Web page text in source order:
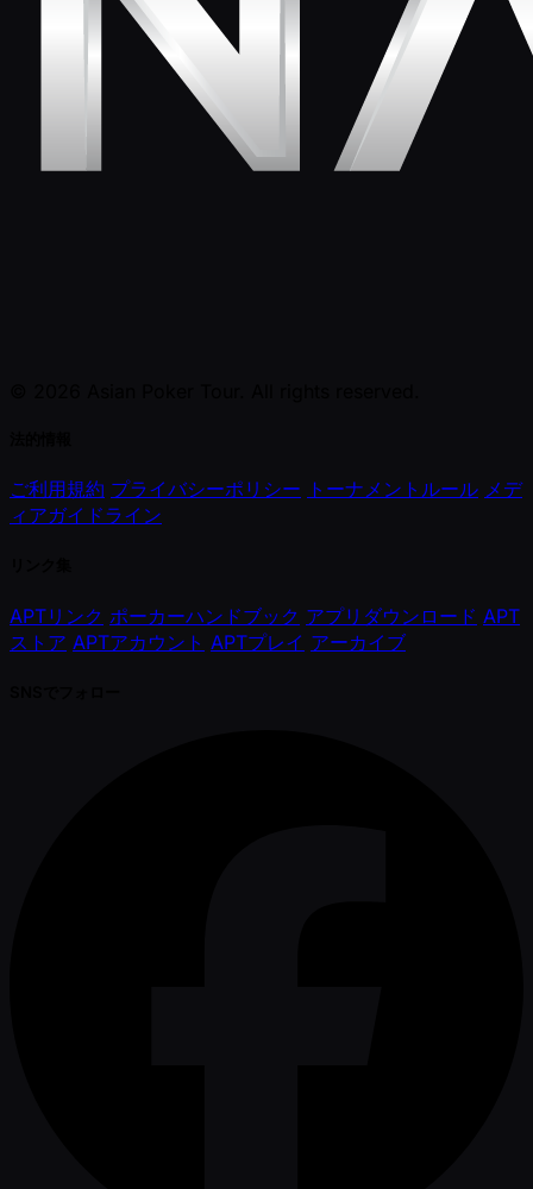
ご利用規約 プライバシーポリシー トーナメントルール メデ
ィアガイドライン
APTリンク ポーカーハンドブック アプリダウンロード APT
ストア APTアカウント APTプレイ アーカイブ